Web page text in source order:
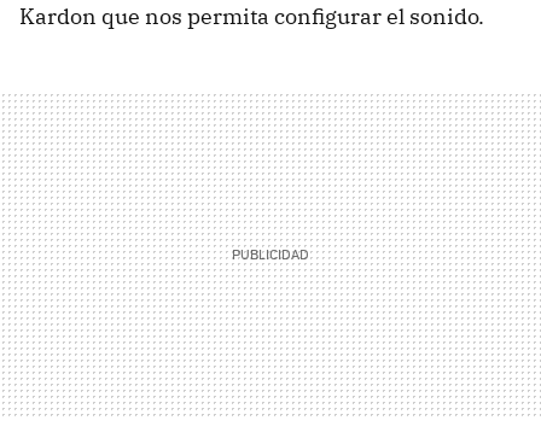
Kardon que nos permita configurar el sonido.